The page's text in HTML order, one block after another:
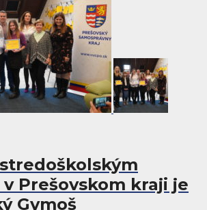
Prešovskom kraji je
Gymoš